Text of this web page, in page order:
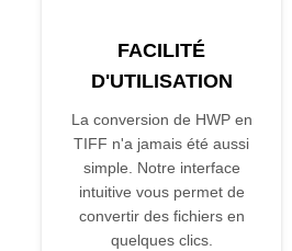
FACILITÉ
D'UTILISATION
La conversion de HWP en
TIFF n'a jamais été aussi
simple. Notre interface
intuitive vous permet de
convertir des fichiers en
quelques clics.